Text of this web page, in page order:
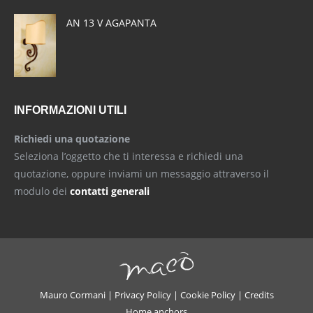
AN 13 V AGAPANTA
INFORMAZIONI UTILI
Richiedi una quotazione
Seleziona l’oggetto che ti interessa e richiedi una
quotazione, oppure inviami un messaggio attraverso il
modulo dei contatti generali
Mauro Cormani | Privacy Policy| Cookie Policy| Credits